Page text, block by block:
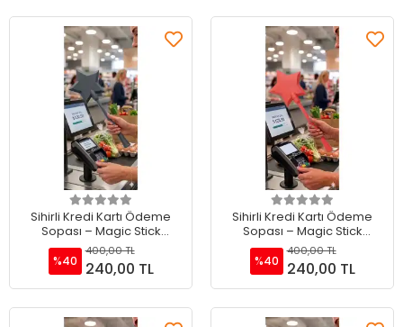
Sepete Ekle
Sihirli Kredi Kartı Ödeme
Sopası – Magic Stick
Temassız Ödeme Sopası
Gri
%40
400,00 TL
240,00 TL
Sepete Ekle
Sihirli Kredi Kartı Ödeme
Sopası – Magic Stick
Temassız Ödeme Sopası
Kırmızı
%40
400,00 TL
240,00 TL